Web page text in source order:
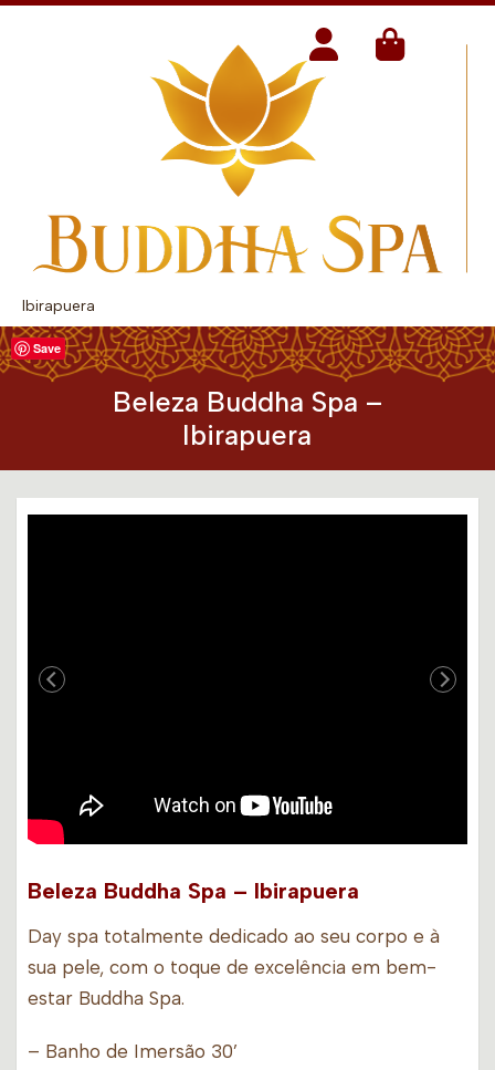
Ibirapuera
Beleza Buddha Spa –
Ibirapuera
Save
Beleza Buddha Spa – Ibirapuera
Day spa totalmente dedicado ao seu corpo e à
sua pele, com o toque de excelência em bem-
estar Buddha Spa.
– Banho de Imersão 30’